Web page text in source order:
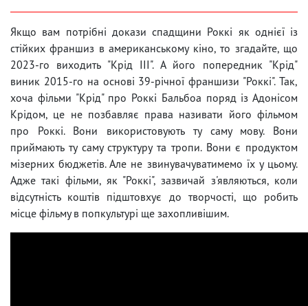
Якщо вам потрібні докази спадщини Роккі як однієї із
стійких франшиз в американському кіно, то згадайте, що
2023-го виходить "Крід ІІІ". А його попередник "Крід"
виник 2015-го на основі 39-річної франшизи "Роккі". Так,
хоча фільми "Крід" про Роккі Бальбоа поряд із Адонісом
Крідом, це не позбавляє права називати його фільмом
про Роккі. Вони використовують ту саму мову. Вони
приймають ту саму структуру та тропи. Вони є продуктом
мізерних бюджетів. Але не звинувачуватимемо їх у цьому.
Адже такі фільми, як "Роккі", зазвичай з'являються, коли
відсутність коштів підштовхує до творчості, що робить
місце фільму в попкультурі ще захопливішим.